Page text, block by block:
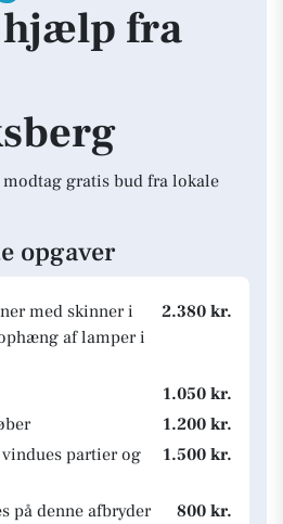
fra
gratis bud fra lokale
opgaver
med skinner i
af lamper i
2.380 kr.
1.050 kr.
1.200 kr.
partier og
1.500 kr.
på denne afbryder
800 kr.